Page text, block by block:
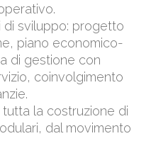
sviluppo: progetto
piano economico-
di gestione con
coinvolgimento
tutta la costruzione di
dal movimento